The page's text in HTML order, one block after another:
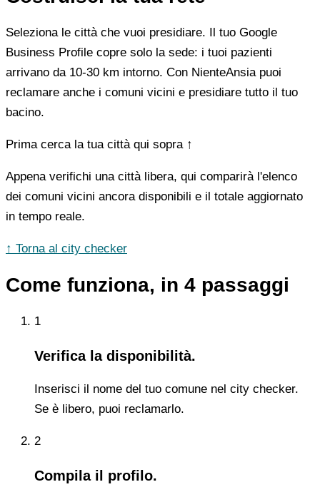
Seleziona le città che vuoi presidiare. Il tuo Google
Business Profile copre solo la sede: i tuoi pazienti
arrivano da 10-30 km intorno. Con NienteAnsia puoi
reclamare anche i comuni vicini e presidiare tutto il tuo
bacino.
Prima cerca la tua città qui sopra ↑
Appena verifichi una città libera, qui comparirà l'elenco
dei comuni vicini ancora disponibili e il totale aggiornato
in tempo reale.
↑ Torna al city checker
Come funziona, in 4 passaggi
1
Verifica la disponibilità.
Inserisci il nome del tuo comune nel city checker.
Se è libero, puoi reclamarlo.
2
Compila il profilo.